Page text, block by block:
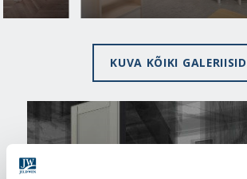
KUVA KÕIKI GALERIISID